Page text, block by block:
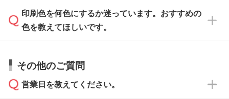
方」をご確認ください。
ムへ添付いただくか、担当スタッフ宛にメール
でお送りください。
い合わせください。
なお、印刷用データの作り方に関する詳細は、
データ作成でお困りの際には、担当スタッフが
サポートいたしますのでお気軽にご相談くださ
から添付してお送りください。
・解像度の低いデータをトレース/調整してほ
印刷色を何色にするか迷っています。おすすめの
色を教えてほしいです。
相談いただきますと、担当スタッフがお客様の
ご希望や商品の本体色を確認し、印刷色をご提
その他のご質問
営業日を教えてください。